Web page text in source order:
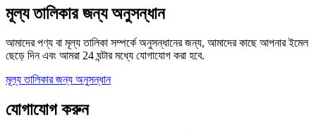
মূল্য তালিকার জন্য অনুসন্ধান
আমাদের পণ্য বা মূল্য তালিকা সম্পর্কে অনুসন্ধানের জন্য, আমাদের কাছে আপনার ইমেল
ছেড়ে দিন এবং আমরা 24 ঘন্টার মধ্যে যোগাযোগ করা হবে.
মূল্য তালিকার জন্য অনুসন্ধান
যোগাযোগ করুন